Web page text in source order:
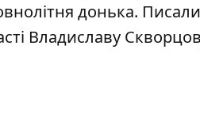
донька.
Владиславу